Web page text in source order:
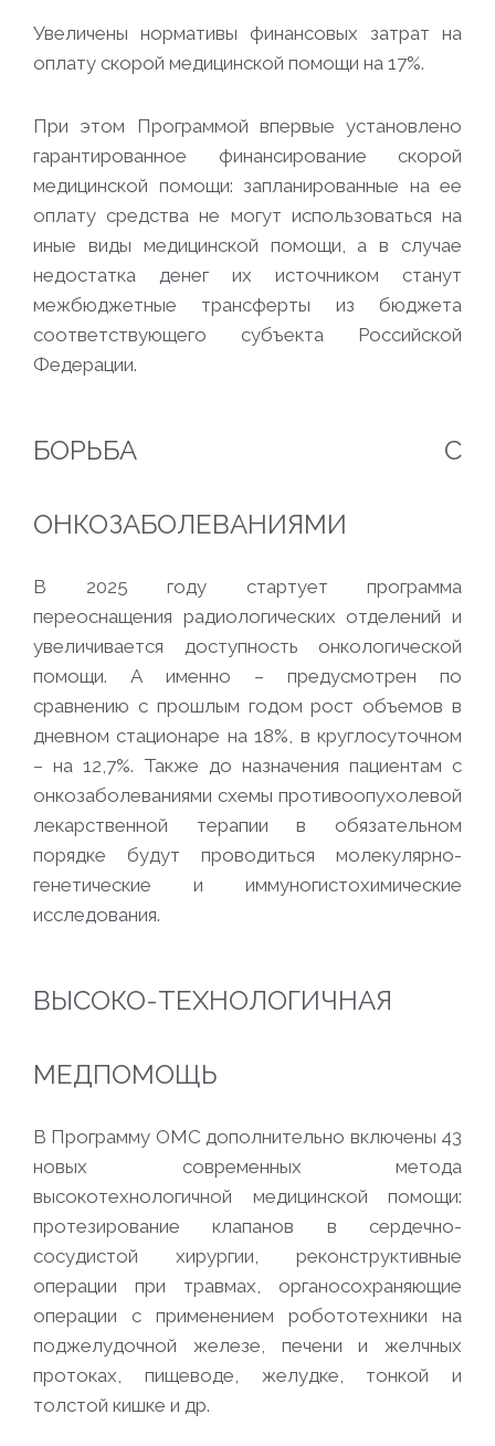
Увеличены нормативы финансовых затрат на
оплату скорой медицинской помощи на 17%.
При этом Программой впервые установлено
гарантированное финансирование скорой
медицинской помощи: запланированные на ее
оплату средства не могут использоваться на
иные виды медицинской помощи, а в случае
недостатка денег их источником станут
межбюджетные трансферты из бюджета
соответствующего субъекта Российской
Федерации.
БОРЬБА С
ОНКОЗАБОЛЕВАНИЯМИ
В 2025 году стартует программа
переоснащения радиологических отделений и
увеличивается доступность онкологической
помощи. А именно – предусмотрен по
сравнению с прошлым годом рост объемов в
дневном стационаре на 18%, в круглосуточном
– на 12,7%. Также до назначения пациентам с
онкозаболеваниями схемы противоопухолевой
лекарственной терапии в обязательном
порядке будут проводиться молекулярно-
генетические и иммуногистохимические
исследования.
ВЫСОКО-ТЕХНОЛОГИЧНАЯ
МЕДПОМОЩЬ
В Программу ОМС дополнительно включены 43
новых современных метода
высокотехнологичной медицинской помощи:
протезирование клапанов в сердечно-
сосудистой хирургии, реконструктивные
операции при травмах, органосохраняющие
операции с применением робототехники на
поджелудочной железе, печени и желчных
протоках, пищеводе, желудке, тонкой и
толстой кишке и др.